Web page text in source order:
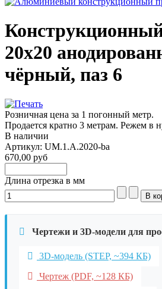
20х20
чёрный, паз 6
Розничная цена за 1 погонный метр.
Продается кратно 3 метрам. Режем в
В наличии
Артикул: UM.1.A.2020-ba
670,00 руб
Длина отрезка в мм
Чертежи и 3D-модели для
3D-модель (STEP, ~394 КБ)
Чертеж (PDF, ~128 КБ)